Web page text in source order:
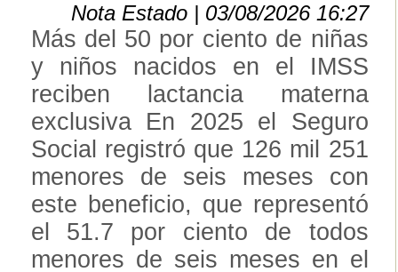
Nota Estado | 03/08/2026 16:27
Más del 50 por ciento de niñas
y niños nacidos en el IMSS
reciben lactancia materna
exclusiva En 2025 el Seguro
Social registró que 126 mil 251
menores de seis meses con
este beneficio, que representó
el 51.7 por ciento de todos
menores de seis meses en el